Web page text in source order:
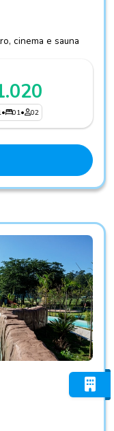
cinema e sauna
• 01• 02